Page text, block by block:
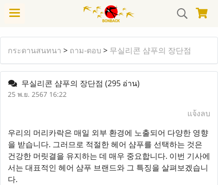
กระดานสนทนา > ถาม-ตอบ > 무실리콘 샴푸의 장단점
무실리콘 샴푸의 장단점 (295 อ่าน)
25 พ.ย. 2567 16:22
แจ้งลบ
우리의 머리카락은 매일 외부 환경에 노출되어 다양한 영향
을 받습니다. 그러므로 적절한 헤어 샴푸를 선택하는 것은
건강한 머릿결을 유지하는 데 매우 중요합니다. 이번 기사에
서는 대표적인 헤어 샴푸 브랜드와 그 특징을 살펴보겠습니
다.